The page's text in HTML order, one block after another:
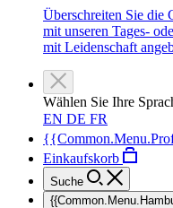
Überschreiten Sie die
mit unseren Tages-
mit Leidenschaft
Wählen Sie Ihre
EN DE FR
Einkaufskorb
Suche